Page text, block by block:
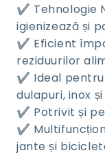
✔️ Tehnologie
igienizează și
✔️ Eficient
reziduurilor
✔️ Ideal pentru
dulapuri, inox
✔️ Potrivit și
✔️
jante și